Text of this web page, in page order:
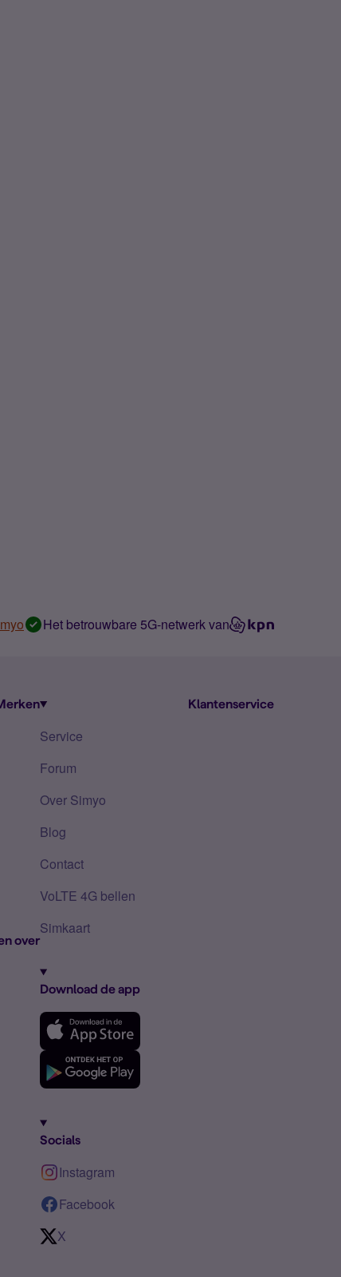
Het betrouwbare 5G-netwerk van
over
Klantenservice
Service
Forum
Over Simyo
Blog
Contact
VoLTE 4G bellen
Simkaart
Download de app
Socials
Instagram
Facebook
X